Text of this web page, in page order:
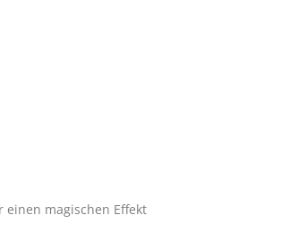
einen magischen Effekt